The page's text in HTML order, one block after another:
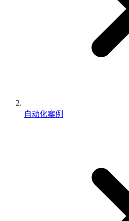
自动化案例